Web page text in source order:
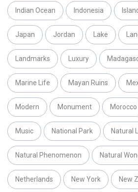
Indian Ocean Indonesia
Japan Jordan Lake
Landmarks Luxury
Marine Life Mayan Ruins
Modern Monument Morocco
Music National Park Natural
Natural Phenomenon Natural
Netherlands New York New